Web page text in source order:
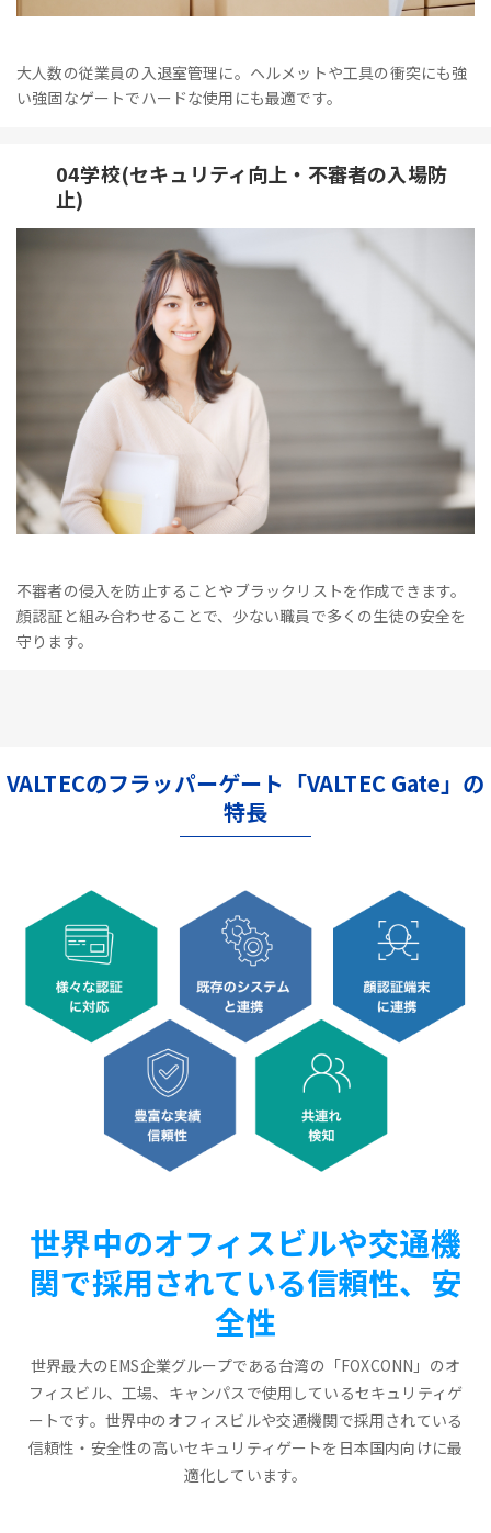
大人数の従業員の入退室管理に。ヘルメットや工具の衝突にも強
い強固なゲートでハードな使用にも最適です。
04学校(セキュリティ向上・不審者の入場防
止)
不審者の侵入を防止することやブラックリストを作成できます。
顔認証と組み合わせることで、少ない職員で多くの生徒の安全を
守ります。
VALTECのフラッパーゲート「VALTEC Gate」の
特長
世界中のオフィスビルや交通機
関で採用されている信頼性、安
全性
世界最大のEMS企業グループである台湾の「FOXCONN」のオ
フィスビル、工場、キャンパスで使用しているセキュリティゲ
ートです。世界中のオフィスビルや交通機関で採用されている
信頼性・安全性の高いセキュリティゲートを日本国内向けに最
適化しています。